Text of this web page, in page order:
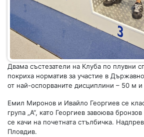
Двама състезатели на Клуба по плувни
покриха норматив за участие в
от най-оспорваните дисциплини – 50 м
Емил Миронов и Ивайло Георгиев се
група „А“, като Георгиев завоюва
се качи на почетната стълбичка.
Пловдив.